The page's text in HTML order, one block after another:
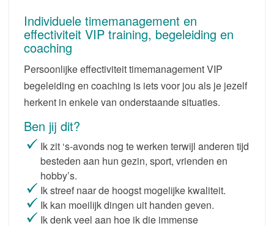
TIMEMANAGEMENT
EN
EFFECTIEF
Individuele timemanagement en
effectiviteit VIP training, begeleiding en
coaching
Persoonlijke effectiviteit timemanagement VIP
begeleiding en coaching is iets voor jou als je jezelf
herkent in enkele van onderstaande situaties.
Ben jij dit?
Ik zit ‘s-avonds nog te werken terwijl anderen tijd
besteden aan hun gezin, sport, vrienden en
hobby’s.
Ik streef naar de hoogst mogelijke kwaliteit.
Ik kan moeilijk dingen uit handen geven.
Ik denk veel aan hoe ik die immense